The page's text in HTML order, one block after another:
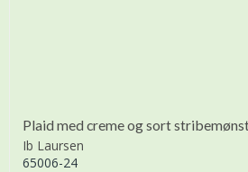
Plaid med creme og sort
Ib Laursen
65006-24